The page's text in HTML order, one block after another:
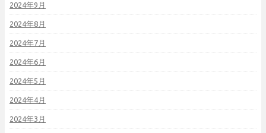
2024年9月
2024年8月
2024年7月
2024年6月
2024年5月
2024年4月
2024年3月